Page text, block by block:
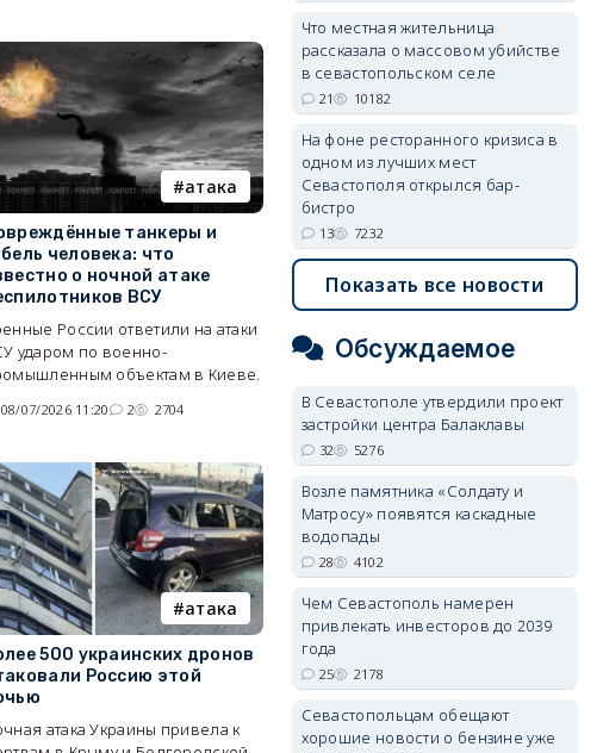
атака
танкеры и
человека: что
о ночной атаке
ВСУ
России ответили на атаки
ударом по военно-
объектам в Киеве.
08/07/2026 11:20 2 2704
атака
500 украинских дронов
Россию этой
атака Украины привела к
Что местная жительница
рассказала о массовом убийстве
в севастопольском селе
21 10182
На фоне ресторанного кризиса в
одном из лучших мест
Севастополя открылся бар-
бистро
13 7232
Показать все новости
Обсуждаемое
В Севастополе утвердили проект
застройки центра Балаклавы
32 5276
Возле памятника «Солдату и
Матросу» появятся каскадные
водопады
28 4102
Чем Севастополь намерен
привлекать инвесторов до 2039
года
25 2178
Севастопольцам обещают
хорошие новости о бензине уже